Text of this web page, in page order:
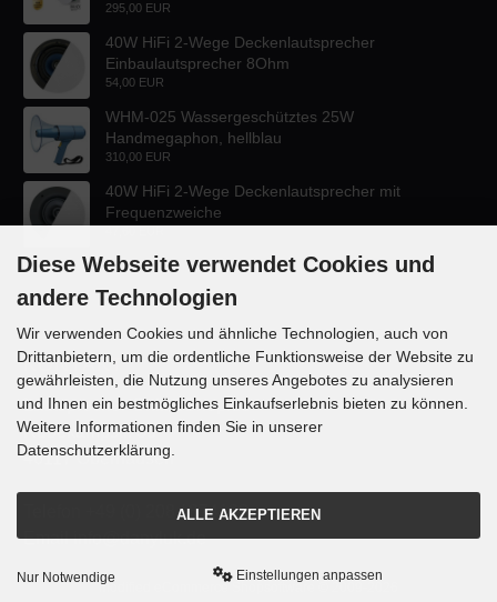
295,00 EUR
40W HiFi 2-Wege Deckenlautsprecher
Einbaulautsprecher 8Ohm
54,00 EUR
WHM-025 Wassergeschütztes 25W
Handmegaphon, hellblau
310,00 EUR
40W HiFi 2-Wege Deckenlautsprecher mit
Frequenzweiche
KONTAKT
Lautsprecher-OnlineShop.de
Rübekampstr. 35
46117 Oberhausen
Telefon +49 (0) 208 / 874188
Email info@danyluk.de
mod
Diese Webseite verwendet Cookies und
andere Technologien
Wir verwenden Cookies und ähnliche Technologien, auch von
Drittanbietern, um die ordentliche Funktionsweise der Website zu
gewährleisten, die Nutzung unseres Angebotes zu analysieren
und Ihnen ein bestmögliches Einkaufserlebnis bieten zu können.
Weitere Informationen finden Sie in unserer
Datenschutzerklärung.
ALLE AKZEPTIEREN
Nur Notwendige Einstellungen anpassen